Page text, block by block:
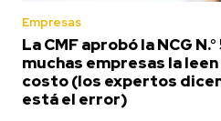
Empresas
La CMF aprobó la NCG N.°
muchas empresas la
costo (los expertos
está el error)